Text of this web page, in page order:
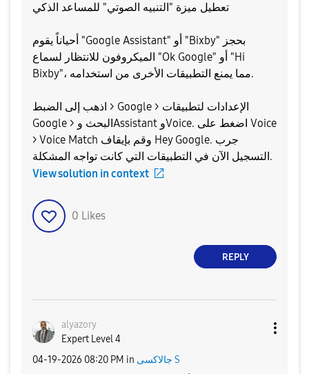
تعطيل ميزة "التنبيه الصوتي" للمساعد الذكي
​أحياناً يقوم "Google Assistant" أو "Bixby" بحجز
الميكروفون للانتظار لسماع "Ok Google" أو "Hi
Bixby"، مما يمنع التطبيقات الأخرى من استخدامه.
​اذهب إلى الضبط > Google > الإعدادات لتطبيقات
Google > البحث وAssistant وVoice. ​اضغط على Voice
> Voice Match وقم بإيقاف Hey Google. ​جرب
التسجيل الآن في التطبيقات التي كانت تواجه المشكلة.
View solution in context
0 Likes
REPLY
alyazory
Expert Level 4
‎04-19-2026 08:20 PM in جالاكسى S